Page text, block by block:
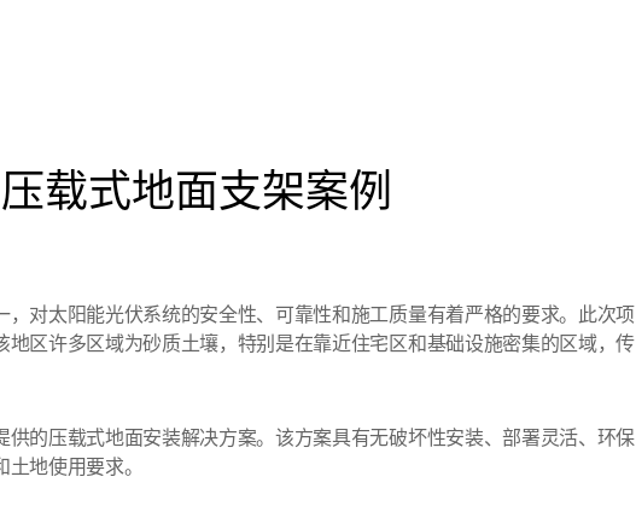
载式地面支架案例
，对太阳能光伏系统的安全性、可靠性和施工质量有着严格的要求。此次项
地区许多区域为砂质土壤，特别是在靠近住宅区和基础设施密集的区域，传
的压载式地面安装解决方案。该方案具有无破坏性安装、部署灵活、环保
地使用要求。